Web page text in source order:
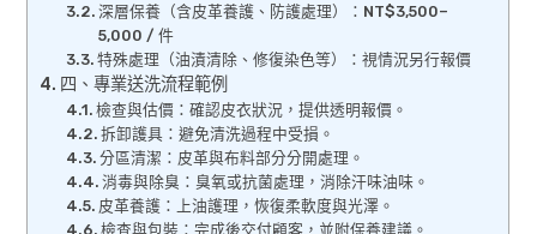
深層保養（含皮革養護、防護處理）：NT$3,500–
5,000 / 件
特殊處理（油漬清除、修復染色等）：視情況另行報價
四、專業送洗流程範例
檢查與估價：確認皮衣狀況，提供透明報價。
拆卸護具：避免清洗過程中受損。
分區清潔：皮革與布料部分分開處理。
消毒與除臭：臭氧或抗菌處理，消除汗味油味。
皮革養護：上油護理，恢復柔軟度與光澤。
檢查與包裝：完成後交付顧客，並附保養建議。